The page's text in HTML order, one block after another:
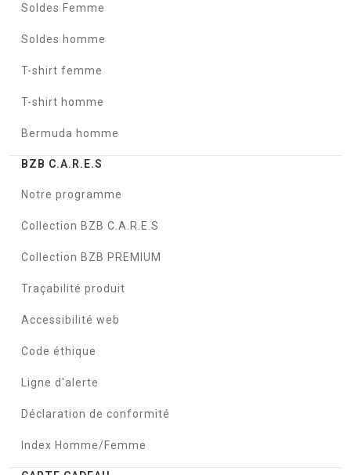
Soldes Femme
Soldes homme
T-shirt femme
T-shirt homme
Bermuda homme
BZB C.A.R.E.S
Notre programme
Collection BZB C.A.R.E.S
Collection BZB PREMIUM
Traçabilité produit
Accessibilité web
Code éthique
Ligne d'alerte
Déclaration de conformité
Index Homme/Femme